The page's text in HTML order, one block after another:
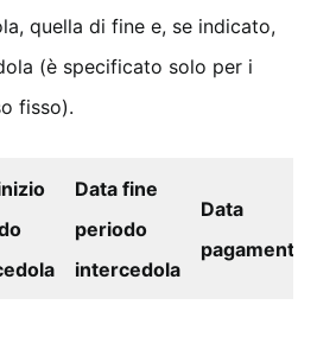
quella di fine e, se indicato,
(è specificato solo per i
fisso).
Data fine
periodo
intercedola
Data
pagamento